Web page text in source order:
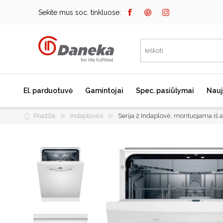
Sekite mus soc. tinkluose:
El. parduotuvė
Indukcinės kaitlentės
Dujinės kaitlentės
Elektrinės kaitlentės
Domino kaitlentės
Kaitlenčių priedai
aparatai
Gamintojai
Dunavox
Spec. pasiūlymai
Pradžia Indaplovės Serija 2 Indaplovė, montuojama iš